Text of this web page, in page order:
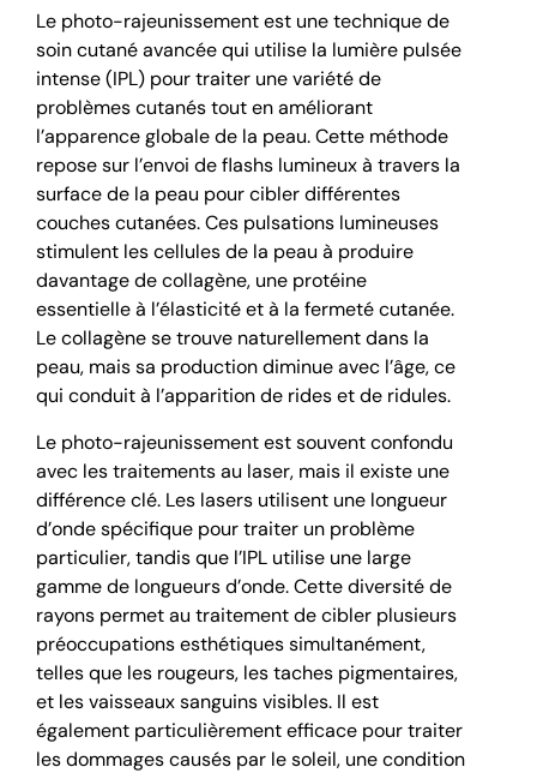
Le photo-rajeunissement est une technique de
soin cutané avancée qui utilise la lumière pulsée
intense (IPL) pour traiter une variété de
problèmes cutanés tout en améliorant
l’apparence globale de la peau. Cette méthode
repose sur l’envoi de flashs lumineux à travers la
surface de la peau pour cibler différentes
couches cutanées. Ces pulsations lumineuses
stimulent les cellules de la peau à produire
davantage de collagène, une protéine
essentielle à l’élasticité et à la fermeté cutanée.
Le collagène se trouve naturellement dans la
peau, mais sa production diminue avec l’âge, ce
qui conduit à l’apparition de rides et de ridules.
Le photo-rajeunissement est souvent confondu
avec les traitements au laser, mais il existe une
différence clé. Les lasers utilisent une longueur
d’onde spécifique pour traiter un problème
particulier, tandis que l’IPL utilise une large
gamme de longueurs d’onde. Cette diversité de
rayons permet au traitement de cibler plusieurs
préoccupations esthétiques simultanément,
telles que les rougeurs, les taches pigmentaires,
et les vaisseaux sanguins visibles. Il est
également particulièrement efficace pour traiter
les dommages causés par le soleil, une condition